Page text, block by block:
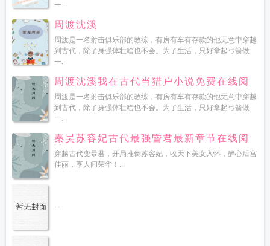
一...
周渡沈溪
周渡是一名射击俱乐部的教练，有房有车有存款的他无意中穿越
到古代，除了身强体壮啥也不会。为了生活，只好拿起弓箭做
一...
周渡沈溪我在古代当猎户小说免费在线阅
读
周渡是一名射击俱乐部的教练，有房有车有存款的他无意中穿越
到古代，除了身强体壮啥也不会。为了生活，只好拿起弓箭做
一...
秦昊苏容妃古代最强昏君最新章节在线阅
读
穿越古代变暴君，开局推倒苏容妃，收天下美女入怀，醉心后宫
佳丽，享人间荣华！...
...